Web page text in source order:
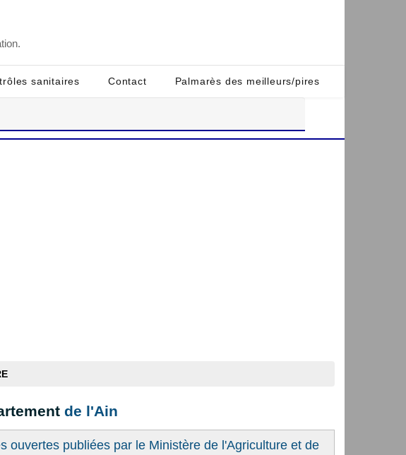
sanitaires Contact Palmarès des meilleurs/pires
de l'Ain
ouvertes publiées par le Ministère de l'Agriculture et de